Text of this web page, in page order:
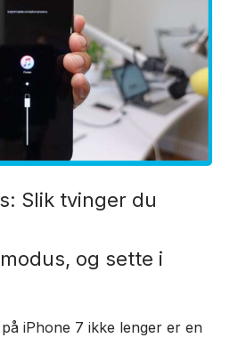
Slik tvinger du
og sette i
iPhone 7 ikke lenger er en